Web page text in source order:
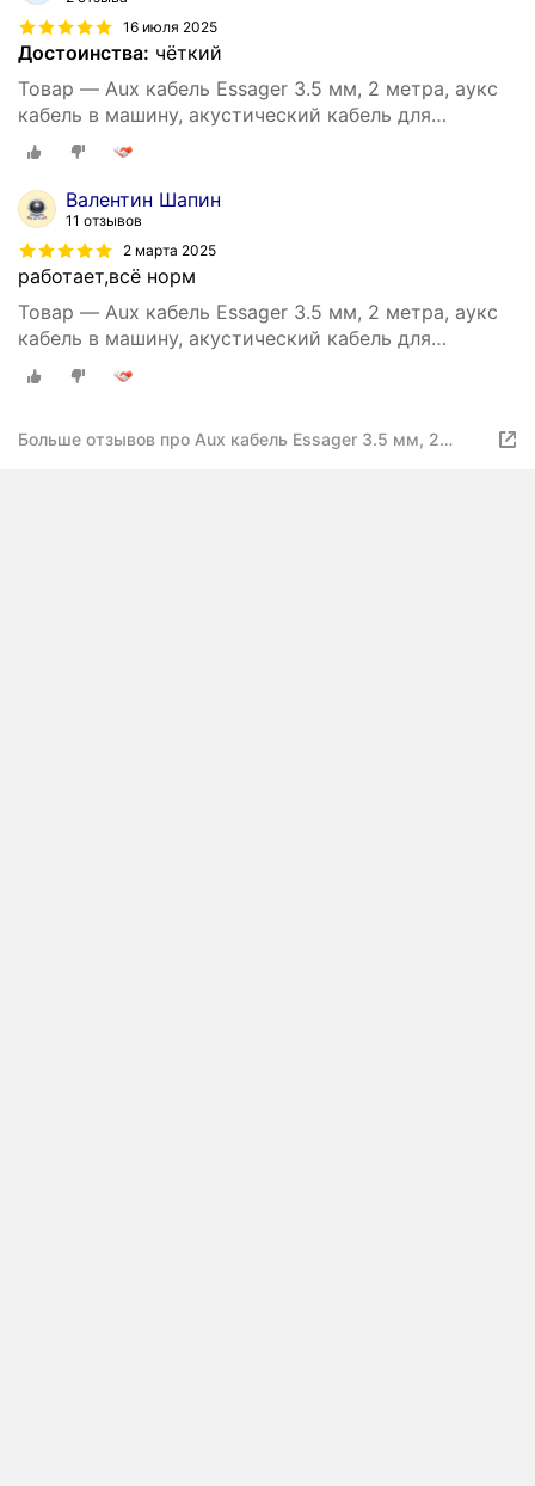
16 июля 2025
Достоинства: чёткий
Товар — Aux кабель Essager 3.5 мм, 2 метра, аукс
кабель в машину, акустический кабель для
наушников, аудио кабель 3.5 мм (Серый)
Валентин Шапин
11 отзывов
2 марта 2025
работает,всё норм
Товар — Aux кабель Essager 3.5 мм, 2 метра, аукс
кабель в машину, акустический кабель для
наушников, аудио кабель 3.5 мм (Серый)
Больше отзывов про Aux кабель Essager 3.5 мм, 2